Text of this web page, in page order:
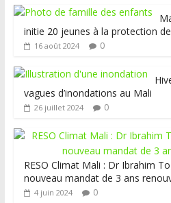
initie 20 jeunes à la protection
16 août 2024 0
vagues d’inondations au Mali
26 juillet 2024 0
RESO Climat Mali : Dr Ibrahim
nouveau mandat de 3 ans
4 juin 2024 0